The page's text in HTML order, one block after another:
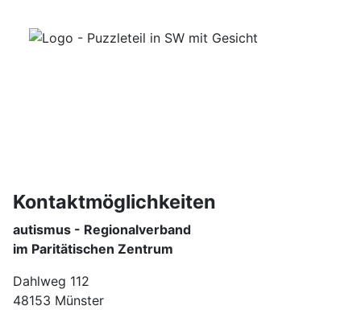
Kontaktmöglichkeiten
autismus - Regionalverband
im Paritätischen Zentrum
Dahlweg 112
48153 Münster